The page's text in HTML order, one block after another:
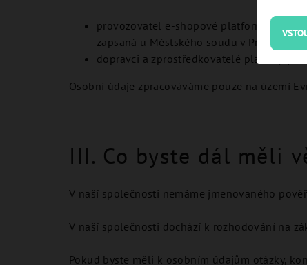
provozovatel e-shopové platformy
zapsaná u Městského soudu v Praze,
dopravci a zprostředkovatelé plateb
Osobní údaje zpracováváme pouze na území
III. Co byste dál měli
V naší společnosti nemáme jmenovaného
V naší společnosti dochází k rozhodování na
Pokud byste měli k osobním údajům otázky,